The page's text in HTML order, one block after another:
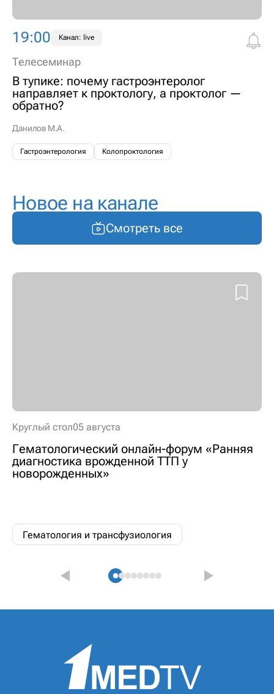
19:00 Канал: live
Телесеминар
В тупике: почему гастроэнтеролог
направляет к проктологу, а проктолог —
обратно?
Данилов М.А.
Гастроэнтерология Колопроктология
Новое на канале
Смотреть все
Круглый стол05 августа
Гематологический онлайн-форум «Ранняя
диагностика врожденной ТТП у
новорожденных»
Гематология и трансфузиология